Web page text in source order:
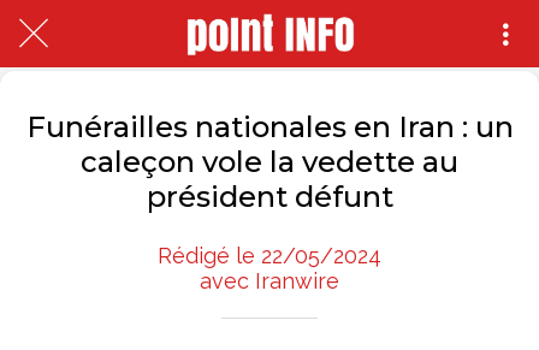
Funérailles nationales en Iran : un
caleçon vole la vedette au
président défunt
Rédigé le 22/05/2024
avec Iranwire